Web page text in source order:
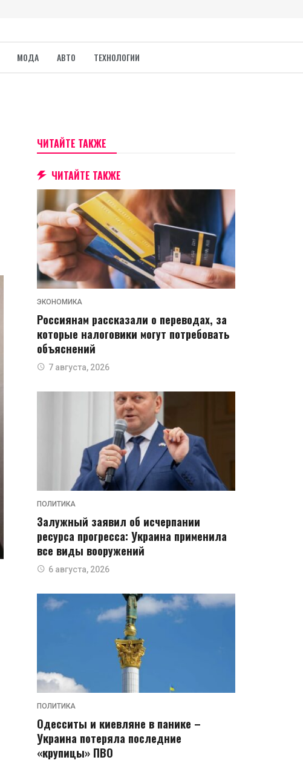
МОДА АВТО ТЕХНОЛОГИИ
ЧИТАЙТЕ ТАКЖЕ
ЧИТАЙТЕ ТАКЖЕ
ЭКОНОМИКА
Россиянам рассказали о переводах, за
которые налоговики могут потребовать
объяснений
7 августа, 2026
ПОЛИТИКА
Залужный заявил об исчерпании
ресурса прогресса: Украина применила
все виды вооружений
6 августа, 2026
ПОЛИТИКА
Одесситы и киевляне в панике –
Украина потеряла последние
«крупицы» ПВО